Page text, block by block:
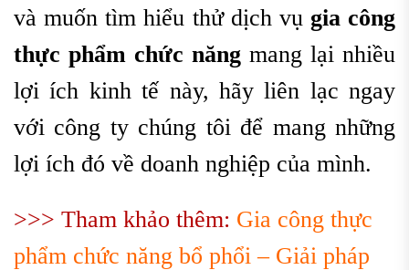
và muốn tìm hiểu thử dịch vụ gia công
thực phẩm chức năng mang lại nhiều
lợi ích kinh tế này, hãy liên lạc ngay
với công ty chúng tôi để mang những
lợi ích đó về doanh nghiệp của mình.
>>> Tham khảo thêm: Gia công thực
phẩm chức năng bổ phổi – Giải pháp